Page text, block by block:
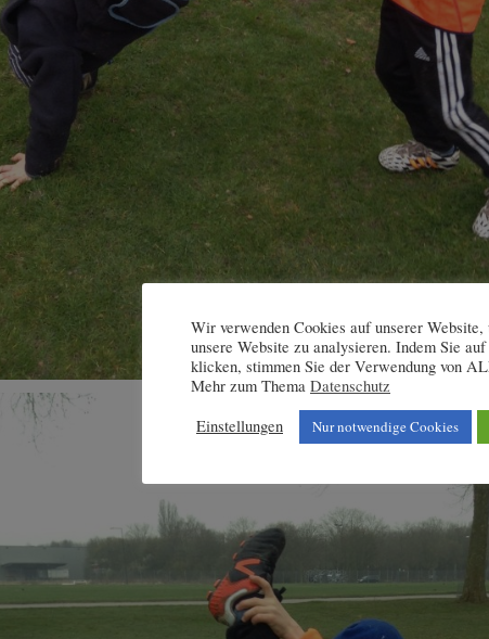
Wir verwenden Cookies auf unserer
unsere Website zu analysieren. Indem Sie
klicken, stimmen Sie der Verwendung von
Mehr zum Thema Datenschutz
Einstellungen
Nur notwendige Cookies